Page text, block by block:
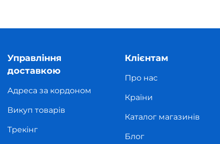
Управління
доставкою
Адреса за кордоном
Викуп товарів
Трекінг
Клієнтам
Про нас
Країни
Каталог магазинів
Блог